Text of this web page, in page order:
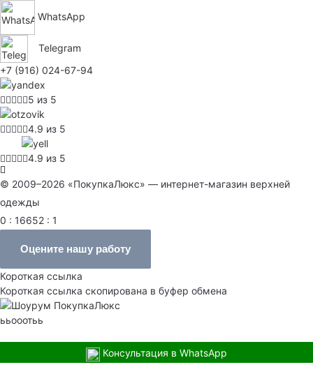
WhatsApp
Telegram
+7 (916) 024-67-94
5 из 5
4.9 из 5
4.9 из 5
© 2009–2026 «ПокупкаЛюкс» — интернет-магазин верхней
одежды
0 : 16652 : 1
Оцените нашу работу
Короткая ссылка
Короткая ссылка скопирована в буфер обмена
ььооотьь
Консультация в WhatsApp